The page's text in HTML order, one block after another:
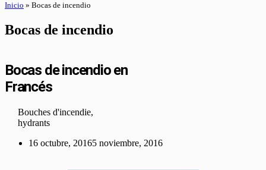
Inicio » Bocas de incendio
Bocas de incendio
Bocas de incendio en
Francés
Bouches d'incendie,
hydrants
16 octubre, 20165 noviembre, 2016